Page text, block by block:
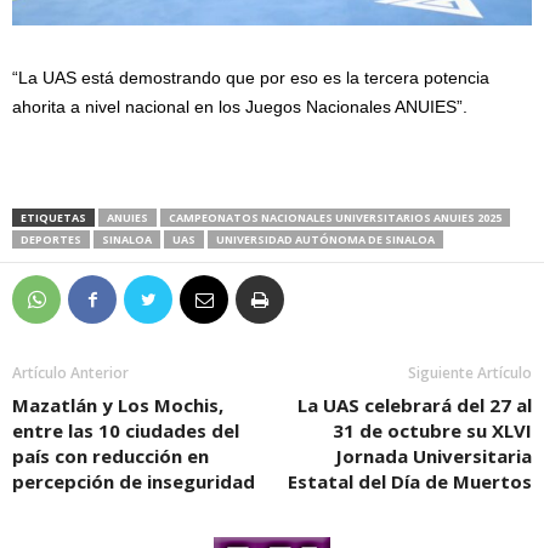
“La UAS está demostrando que por eso es la tercera potencia
ahorita a nivel nacional en los Juegos Nacionales ANUIES”.
ETIQUETAS ANUIES
CAMPEONATOS NACIONALES UNIVERSITARIOS ANUIES 2025
DEPORTES
SINALOA UAS UNIVERSIDAD AUTÓNOMA DE SINALOA
Artículo Anterior
Mazatlán y Los Mochis,
entre las 10 ciudades del
país con reducción en
percepción de inseguridad
Siguiente Artículo
La UAS celebrará del 27 al
31 de octubre su XLVI
Jornada Universitaria
Estatal del Día de Muertos